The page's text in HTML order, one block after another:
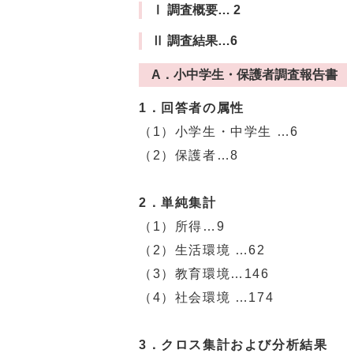
Ⅰ 調査概要… 2
Ⅱ 調査結果…6
A．小中学生・保護者調査報告書
1．回答者の属性
（1）小学生・中学生 …6
（2）保護者…8
2．単純集計
（1）所得…9
（2）生活環境 …62
（3）教育環境…146
（4）社会環境 …174
3．クロス集計および分析結果